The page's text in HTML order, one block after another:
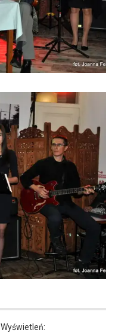
Wyświetleń: